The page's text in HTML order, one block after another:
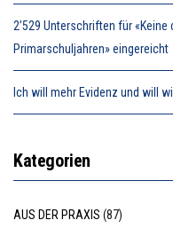
2’529 Unterschriften für
Primarschuljahren» eingereicht
Ich will mehr Evidenz und will
Kategorien
AUS DER PRAXIS (87)